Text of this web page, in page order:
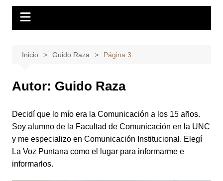
Inicio Guido Raza Página 3
Autor: Guido Raza
Decidí que lo mío era la Comunicación a los 15 años.
Soy alumno de la Facultad de Comunicación en la UNC
y me especializo en Comunicación Institucional. Elegí
La Voz Puntana como el lugar para informarme e
informarlos.